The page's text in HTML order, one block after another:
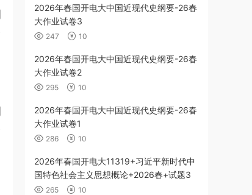
2026年春国开电大中国近现代史纲要-26春
大作业试卷3
247 10
2026年春国开电大中国近现代史纲要-26春
大作业试卷2
295 10
2026年春国开电大中国近现代史纲要-26春
大作业试卷1
286 10
2026年春国开电大11319+习近平新时代中
国特色社会主义思想概论+2026春+试题3
265 10